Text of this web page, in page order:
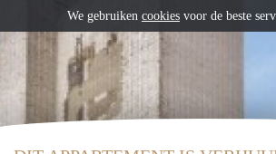
We gebruiken cookies voor de beste